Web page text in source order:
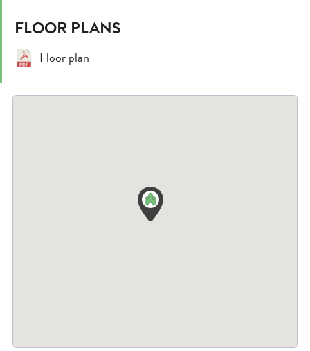
FLOOR PLANS
Floor plan